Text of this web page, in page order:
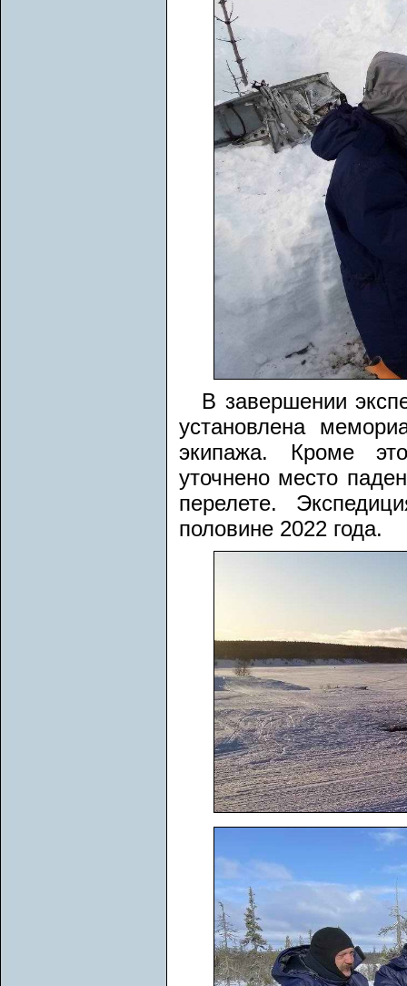
В завершении
установлена
экипажа. Кроме
уточнено место
перелете.
половине 2022 года.